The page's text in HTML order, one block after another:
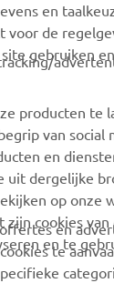
en
de
gebruiken
producten te
van social
en
uit dergelijke
op onze
cookies
en te
en
te